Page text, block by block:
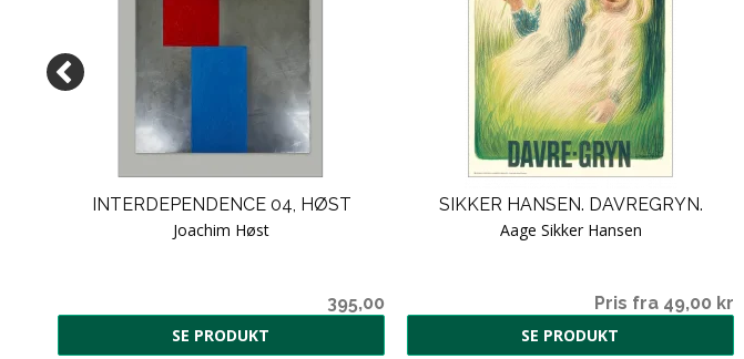
INTERDEPENDENCE 04, HØST
Joachim Høst
395,00
SE PRODUKT
SIKKER HANSEN. DAVREGRYN.
Aage Sikker Hansen
Pris fra 49,00 kr
SE PRODUKT